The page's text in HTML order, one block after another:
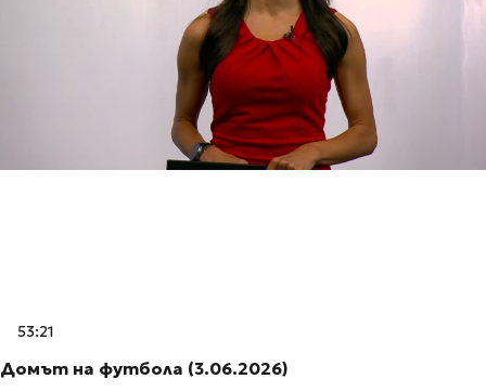
53:21
Домът на футбола (3.06.2026)